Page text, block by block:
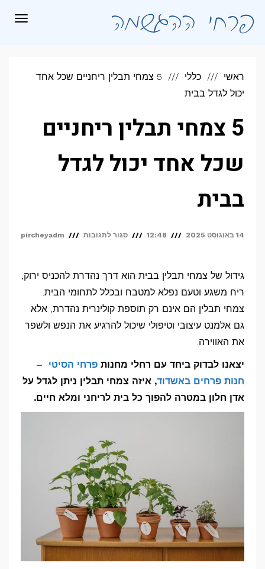
ראשי כללי
5 צמחי תבלין ריחניים שכל אחד
יכול לגדל בבית
5 צמחי תבלין ריחניים
שכל אחד יכול לגדל
בבית
14 באוגוסט 2025 12:48 סגור לתגובות על
תבלין
ריחניים
שכל
לגדל
בבית
pircheyadm
גידול של צמחי תבלין בבית הוא דרך נהדרת להכניס ירוק,
ריח משגע וטעם נפלא למטבח ובכלל לתחומי הבית.
צמחי תבלין הם אינם רק תוספת קולינרית נהדרת, אלא
גם אלמנט עיצובי וטיפולי שיכול להרגיע את הנפש ולשפר
את האווירה.
יצאנו לבדוק ביחד עם רחלי מחנות פרחי הסיטי –
חנות פרחים באשדוד, איזה צמחי תבלין ניתן לגדל על
אדן חלון במטרה להפוך כל בית לריחני ומלא חיים.